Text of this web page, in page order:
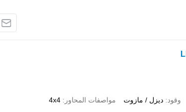
وقود ديزل / مازوت مواصفات المحاور 4x4